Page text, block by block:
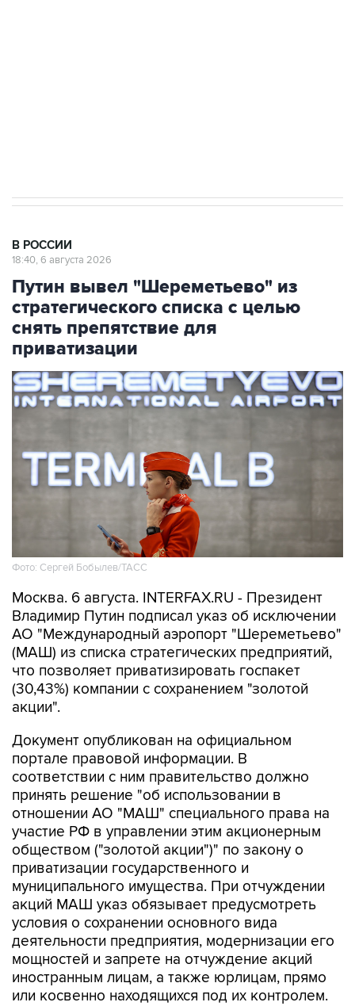
В РОССИИ
18:40, 6 августа 2026
Путин вывел "Шереметьево" из
стратегического списка с целью
снять препятствие для
приватизации
Фото: Сергей Бобылев/ТАСС
Москва. 6 августа. INTERFAX.RU - Президент
Владимир Путин подписал указ об исключении
АО "Международный аэропорт "Шереметьево"
(МАШ) из списка стратегических предприятий,
что позволяет приватизировать госпакет
(30,43%) компании с сохранением "золотой
акции".
Документ опубликован на официальном
портале правовой информации. В
соответствии с ним правительство должно
принять решение "об использовании в
отношении АО "МАШ" специального права на
участие РФ в управлении этим акционерным
обществом ("золотой акции")" по закону о
приватизации государственного и
муниципального имущества. При отчуждении
акций МАШ указ обязывает предусмотреть
условия о сохранении основного вида
деятельности предприятия, модернизации его
мощностей и запрете на отчуждение акций
иностранным лицам, а также юрлицам, прямо
или косвенно находящихся под их контролем.